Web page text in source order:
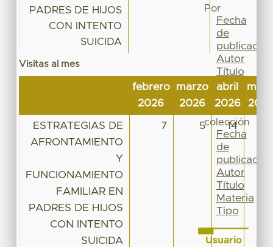
PADRES DE HIJOS
CON INTENTO
SUICIDA
Visitas al mes
febrero
2026
marzo
2026
abril
2026
ESTRATEGIAS DE
AFRONTAMIENTO
Y
FUNCIONAMIENTO
FAMILIAR EN
PADRES DE HIJOS
CON INTENTO
SUICIDA
7 5 14
Por
Fecha
de
publicación
Autor
Título
Materia
Tipo
colección
Fecha
de
publicación
Autor
Título
Materia
Tipo
Usuario